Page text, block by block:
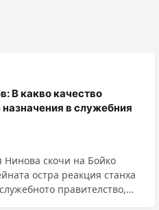
В какво качество
в служебния
скочи на Бойко
остра реакция станха
правителство,